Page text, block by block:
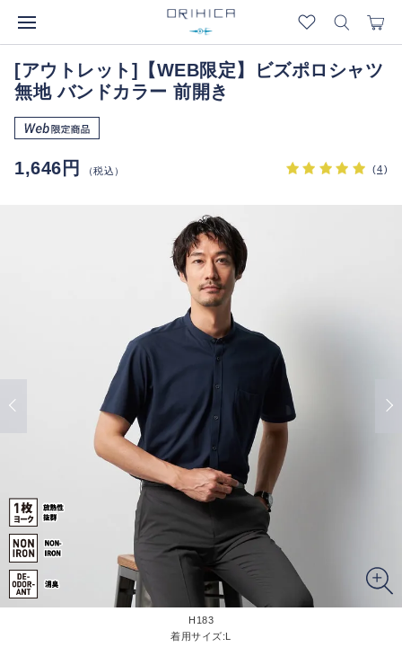
[アウトレット]【WEB限定】ビズポロシャツ
無地 バンドカラー 前開き
1,646円 （税込） (4)
H183
着用サイズ:L